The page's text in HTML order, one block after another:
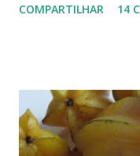
precisos, mas é por aí. Na
coquinho, morango,
Paris pode-se encontrar a
supermercados às feiras
COMPARTILHAR 14